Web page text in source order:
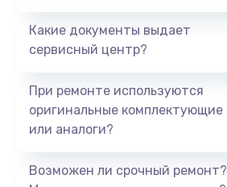
Какие документы выдает
сервисный центр?
При ремонте используются
оригинальные комплектующие
или аналоги?
Возможен ли срочный ремонт?